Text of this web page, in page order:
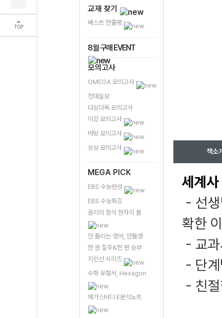
TOP
교재 찾기
베스트 한줄평
8월 구매 EVENT
모의고사
OMEGA 모의고사
전대실모
다상다독 모의고사
이감 모의고사
바탕 모의고사
상상 모의고사
MEGA PICK
EBS 수능완성
EBS 수능특강
윤리의 정석 현자의 돌
안 틀리는 영어, 안틀영
한 권 질주&한 판 승부
지인선 시리즈
수학 유형서, Hexagon
메가스터디 E분석노트
책소
세계
- 선
확한
- 교
- 단
- 친